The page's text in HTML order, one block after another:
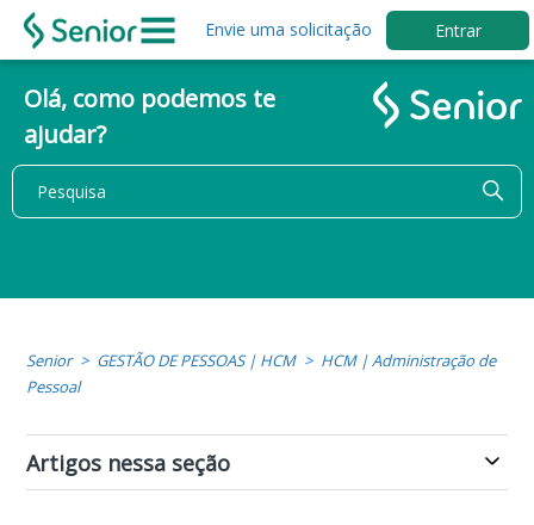
Envie uma solicitação Entrar
Olá, como podemos te
ajudar?
Senior GESTÃO DE PESSOAS | HCM
HCM | Administração de
Pessoal
Artigos nessa seção